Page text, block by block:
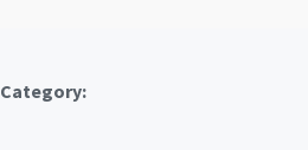
Category: